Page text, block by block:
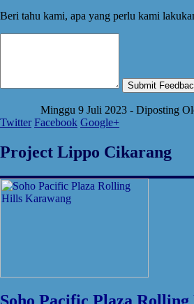
Beri tahu kami, apa yang perlu kami
Submit
Minggu 9 Juli 2023 - Diposting
Twitter Facebook Google+
Project Lippo Cikarang